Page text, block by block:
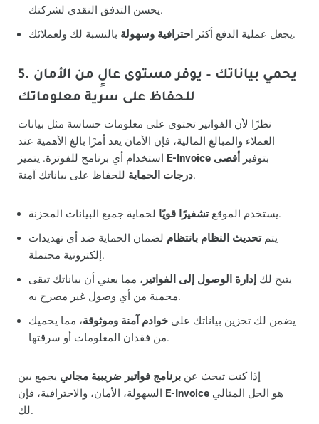
يحسن التدفق النقدي لشركتك.
يجعل عملية الدفع أكثر
احترافية وسهولة بالنسبة لك ولعملائك.
5. يحمي بياناتك – يوفر مستوى عالٍ من الأمان
للحفاظ على سرية معلوماتك
نظرًا لأن الفواتير تحتوي على معلومات حساسة مثل بيانات
العملاء والمبالغ المالية، فإن الأمان يعد أمرًا بالغ الأهمية عند
E-Invoice بتوفير أقصى
درجات الحمايةللحفاظ على بياناتك آمنة.
يستخدم الموقعتشفيرًا قويًا
لحماية جميع البيانات المخزنة.
يتمتحديث النظام بانتظام لضمان الحماية ضد أي تهديدات
إلكترونية محتملة.
يتيح لك إدارة الوصول إلى الفواتير ، مما يعني أن بياناتك تبقى
محمية من أي وصول غير مصرح به.
يضمن لك تخزين بياناتك على خوادم آمنة وموثوقة، مما يحميك
من فقدان المعلومات أو سرقتها.
إذا كنت تبحث عن برنامج فواتير ضريبية مجاني يجمع بين
E-Invoice
لك.